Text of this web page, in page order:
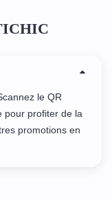
le QR
pour profiter de la
promotions en